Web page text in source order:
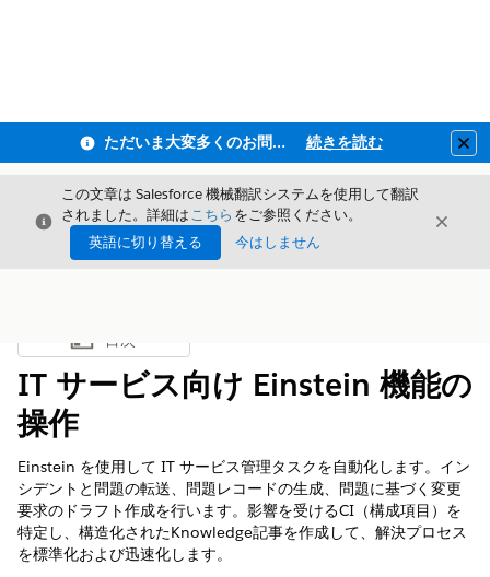
ただいま大変多くのお問い合わせをいただいており、ご連絡までにお時間を頂戴しております 続きを読む
閉じる
この文章は Salesforce 機械翻訳システムを使用して翻訳
されました。詳細はこちら をご参照ください。
英語に切り替える
今はしません
閉じる
目次を表示
目次
IT サービス向け Einstein 機能の
操作
Einstein を使用して IT サービス管理タスクを自動化します。イン
シデントと問題の転送、問題レコードの生成、問題に基づく変更
要求のドラフト作成を行います。影響を受けるCI（構成項目）を
特定し、構造化されたKnowledge記事を作成して、解決プロセス
を標準化および迅速化します。